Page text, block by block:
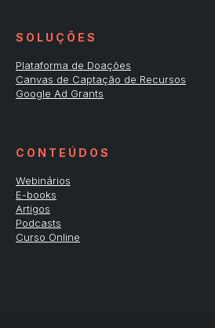
S O L U Ç Õ E S
Plataforma de Doações
Canvas de Captação de Recursos
Google Ad Grants
C O N T E Ú D O S
Webinários
E-books
Artigos
Podcasts
Curso Online